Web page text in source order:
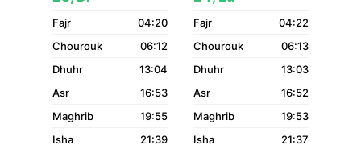
04:20
06:12
13:04
16:53
19:55
21:39
04:22
06:13
13:03
16:52
19:53
21:37